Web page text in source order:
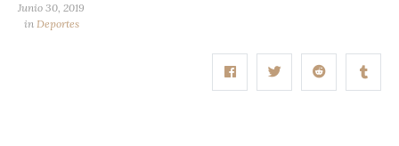
Junio 30, 2019
in Deportes